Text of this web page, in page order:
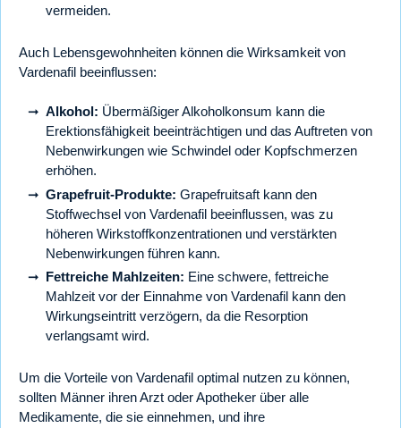
vermeiden.
Auch Lebensgewohnheiten können die Wirksamkeit von
Vardenafil beeinflussen:
Alkohol: Übermäßiger Alkoholkonsum kann die
Erektionsfähigkeit beeinträchtigen und das Auftreten von
Nebenwirkungen wie Schwindel oder Kopfschmerzen
erhöhen.
Grapefruit-Produkte: Grapefruitsaft kann den
Stoffwechsel von Vardenafil beeinflussen, was zu
höheren Wirkstoffkonzentrationen und verstärkten
Nebenwirkungen führen kann.
Fettreiche Mahlzeiten: Eine schwere, fettreiche
Mahlzeit vor der Einnahme von Vardenafil kann den
Wirkungseintritt verzögern, da die Resorption
verlangsamt wird.
Um die Vorteile von Vardenafil optimal nutzen zu können,
sollten Männer ihren Arzt oder Apotheker über alle
Medikamente, die sie einnehmen, und ihre